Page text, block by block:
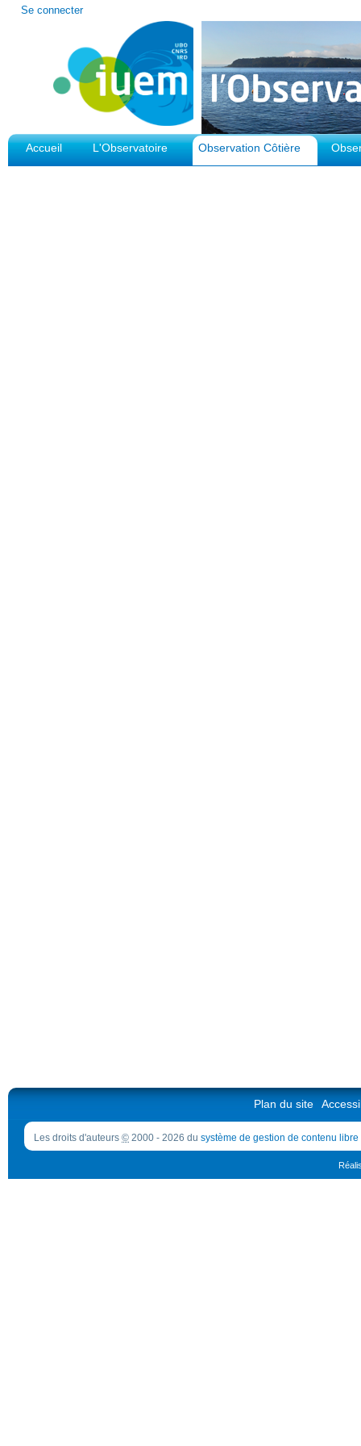
Outils
Se connecter
Accueil L'Observatoire Observation Côtière
Plan du site
Les droits d'auteurs © 2000 - 2026 du système de gestion de contenu libre